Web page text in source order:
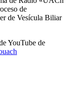
de
de Vesícula Biliar
YouTube de